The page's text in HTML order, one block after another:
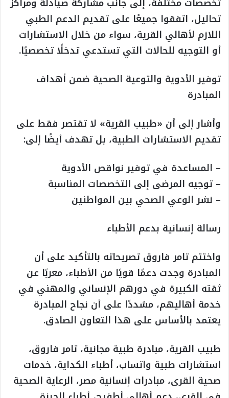
تحاليل، اتفقوا جميعًا على تقديم الدعم الطبي
اللازم لأهالي القرية، سواء من خلال الاستشارات
أو التوجيه للحالات التي تستدعي تدخلًا تخصصيًا.
توفير الأدوية والتوعية الصحية ضمن أهداف
المبادرة
وأشار إلى أن «طبيب القرية» لا تقتصر فقط على
تقديم الاستشارات الطبية، بل تهدف أيضًا إلى:
– المساعدة في توفير نواقص الأدوية
– توجيه المرضى إلى التخصصات المناسبة
– نشر الوعي الصحي بين المواطنين
رسالة إنسانية بدعم الأطباء
واختتم تامر فاروق تصريحاته بالتأكيد على أن
المبادرة وجدت دعمًا قويًا من الأطباء، معربًا عن
ثقته الكبيرة في دورهم الإنساني والمهني في
خدمة أهاليهم، مشددًا على أن نجاح المبادرة
يعتمد بالأساس على هذا التعاون الصادق.
طبيب القرية، مبادرة طبية مجانية، تامر فاروق،
استشارات طبية واتساب، أطباء الكداية، خدمات
صحية القرى، مبادرات إنسانية مصر، الرعاية الصحية